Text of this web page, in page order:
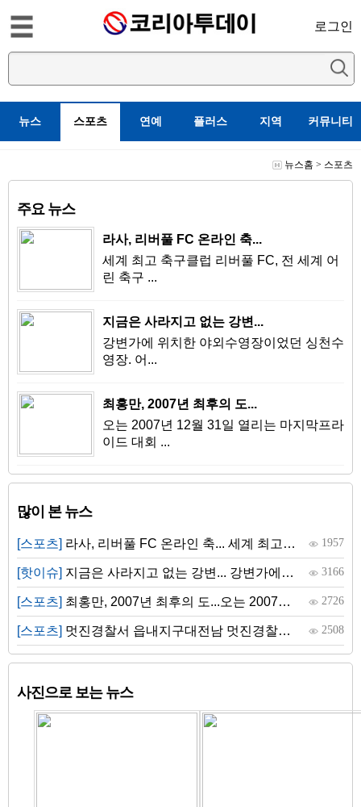
로그인
뉴스 스포츠 연예 플러스 지역 커뮤니티
뉴스홈 > 스포츠
주요 뉴스
라사, 리버풀 FC 온라인 축...
세계 최고 축구클럽 리버풀 FC, 전 세계 어
린 축구 ...
지금은 사라지고 없는 강변...
강변가에 위치한 야외수영장이었던 싱천수
영장. 어...
최홍만, 2007년 최후의 도...
오는 2007년 12월 31일 열리는 마지막프라
이드 대회 ...
많이 본 뉴스
[스포츠] 라사, 리버풀 FC 온라인 축... 세계 최고 축구클럽 리버풀 FC, 전 세계 어린 축구 ... 1957
[핫이슈] 지금은 사라지고 없는 강변... 강변가에 위치한 야외수영장이었던 싱천수영장. 어... 3166
[스포츠] 최홍만, 2007년 최후의 도...오는 2007년 12월 31일 열리는 마지막프라이드 대회 ... 2726
[스포츠] 멋진경찰서 읍내지구대전남 멋진경찰서는 20일 오후 군내 갑중학교에서 청소... 2508
사진으로 보는 뉴스